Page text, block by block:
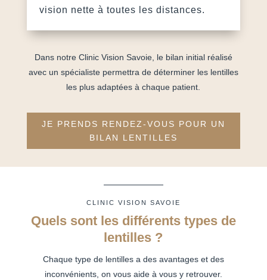
vision nette à toutes les distances.
Dans notre Clinic Vision Savoie, le bilan initial réalisé
avec un spécialiste permettra de déterminer les lentilles
les plus adaptées à chaque patient.
JE PRENDS RENDEZ-VOUS POUR UN
BILAN LENTILLES
CLINIC VISION SAVOIE
Quels sont les différents types de
lentilles ?
Chaque type de lentilles a des avantages et des
inconvénients, on vous aide à vous y retrouver.